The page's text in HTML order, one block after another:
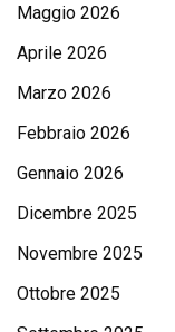
Maggio 2026
Aprile 2026
Marzo 2026
Febbraio 2026
Gennaio 2026
Dicembre 2025
Novembre 2025
Ottobre 2025